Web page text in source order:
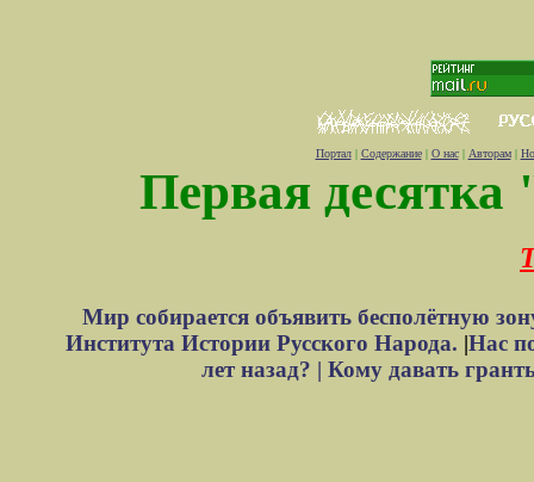
Портал| Содержание| О нас| Авторам|
Первая десятка
Мир собирается объявить бесполётную
Института Истории Русского Народа. |Нас
лет назад? | Кому давать